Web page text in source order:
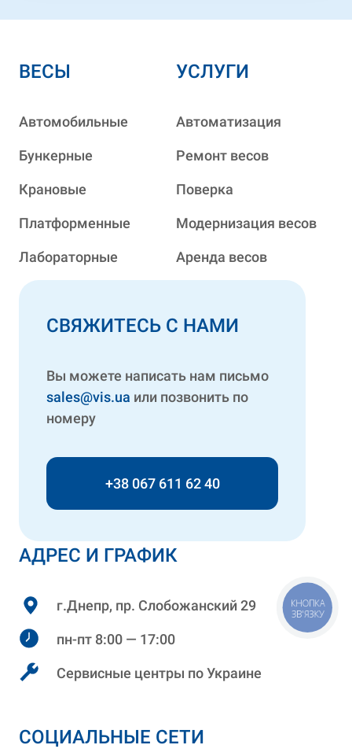
АДРЕС И ГРАФИК
г.Днепр, пр. Слобожанский 29
пн-пт 8:00 — 17:00
Сервисные центры по Украине
СОЦИАЛЬНЫЕ СЕТИ
ВЕСЫ
Автомобильные
Бункерные
Крановые
Платформенные
Лабораторные
УСЛУГИ
Автоматизация
Ремонт весов
Поверка
Модернизация весов
Аренда весов
СВЯЖИТЕСЬ С НАМИ
Вы можете написать нам письмо
sales@vis.ua или позвонить по
номеру
+38 067 611 62 40
КНОПКА
ЗВ'ЯЗКУ